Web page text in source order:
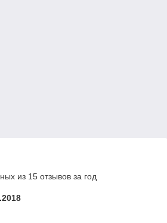
из 15 отзывов за год